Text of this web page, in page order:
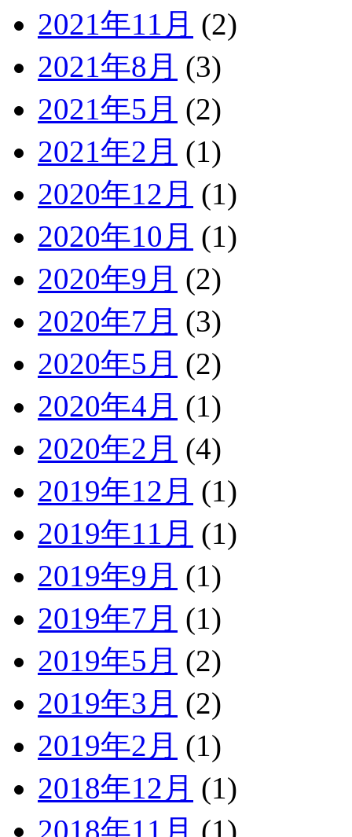
2021年11月 (2)
2021年8月 (3)
2021年5月 (2)
2021年2月 (1)
2020年12月 (1)
2020年10月 (1)
2020年9月 (2)
2020年7月 (3)
2020年5月 (2)
2020年4月 (1)
2020年2月 (4)
2019年12月 (1)
2019年11月 (1)
2019年9月 (1)
2019年7月 (1)
2019年5月 (2)
2019年3月 (2)
2019年2月 (1)
2018年12月 (1)